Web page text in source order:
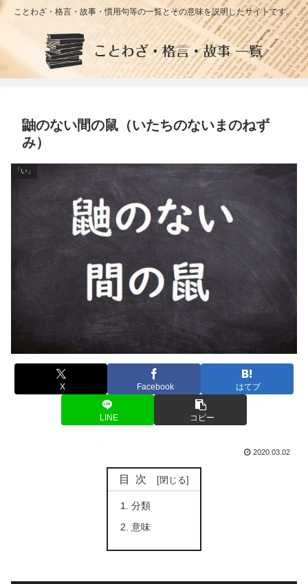
ことわざ・格言・故事・慣用句等の一覧とその意味を説明したサイトです。
鼬のない間の鼠（いたちのないまのねず
み）
「い」
X Facebook はてブ
LINE コピー
2020.03.02
目次
分類
意味